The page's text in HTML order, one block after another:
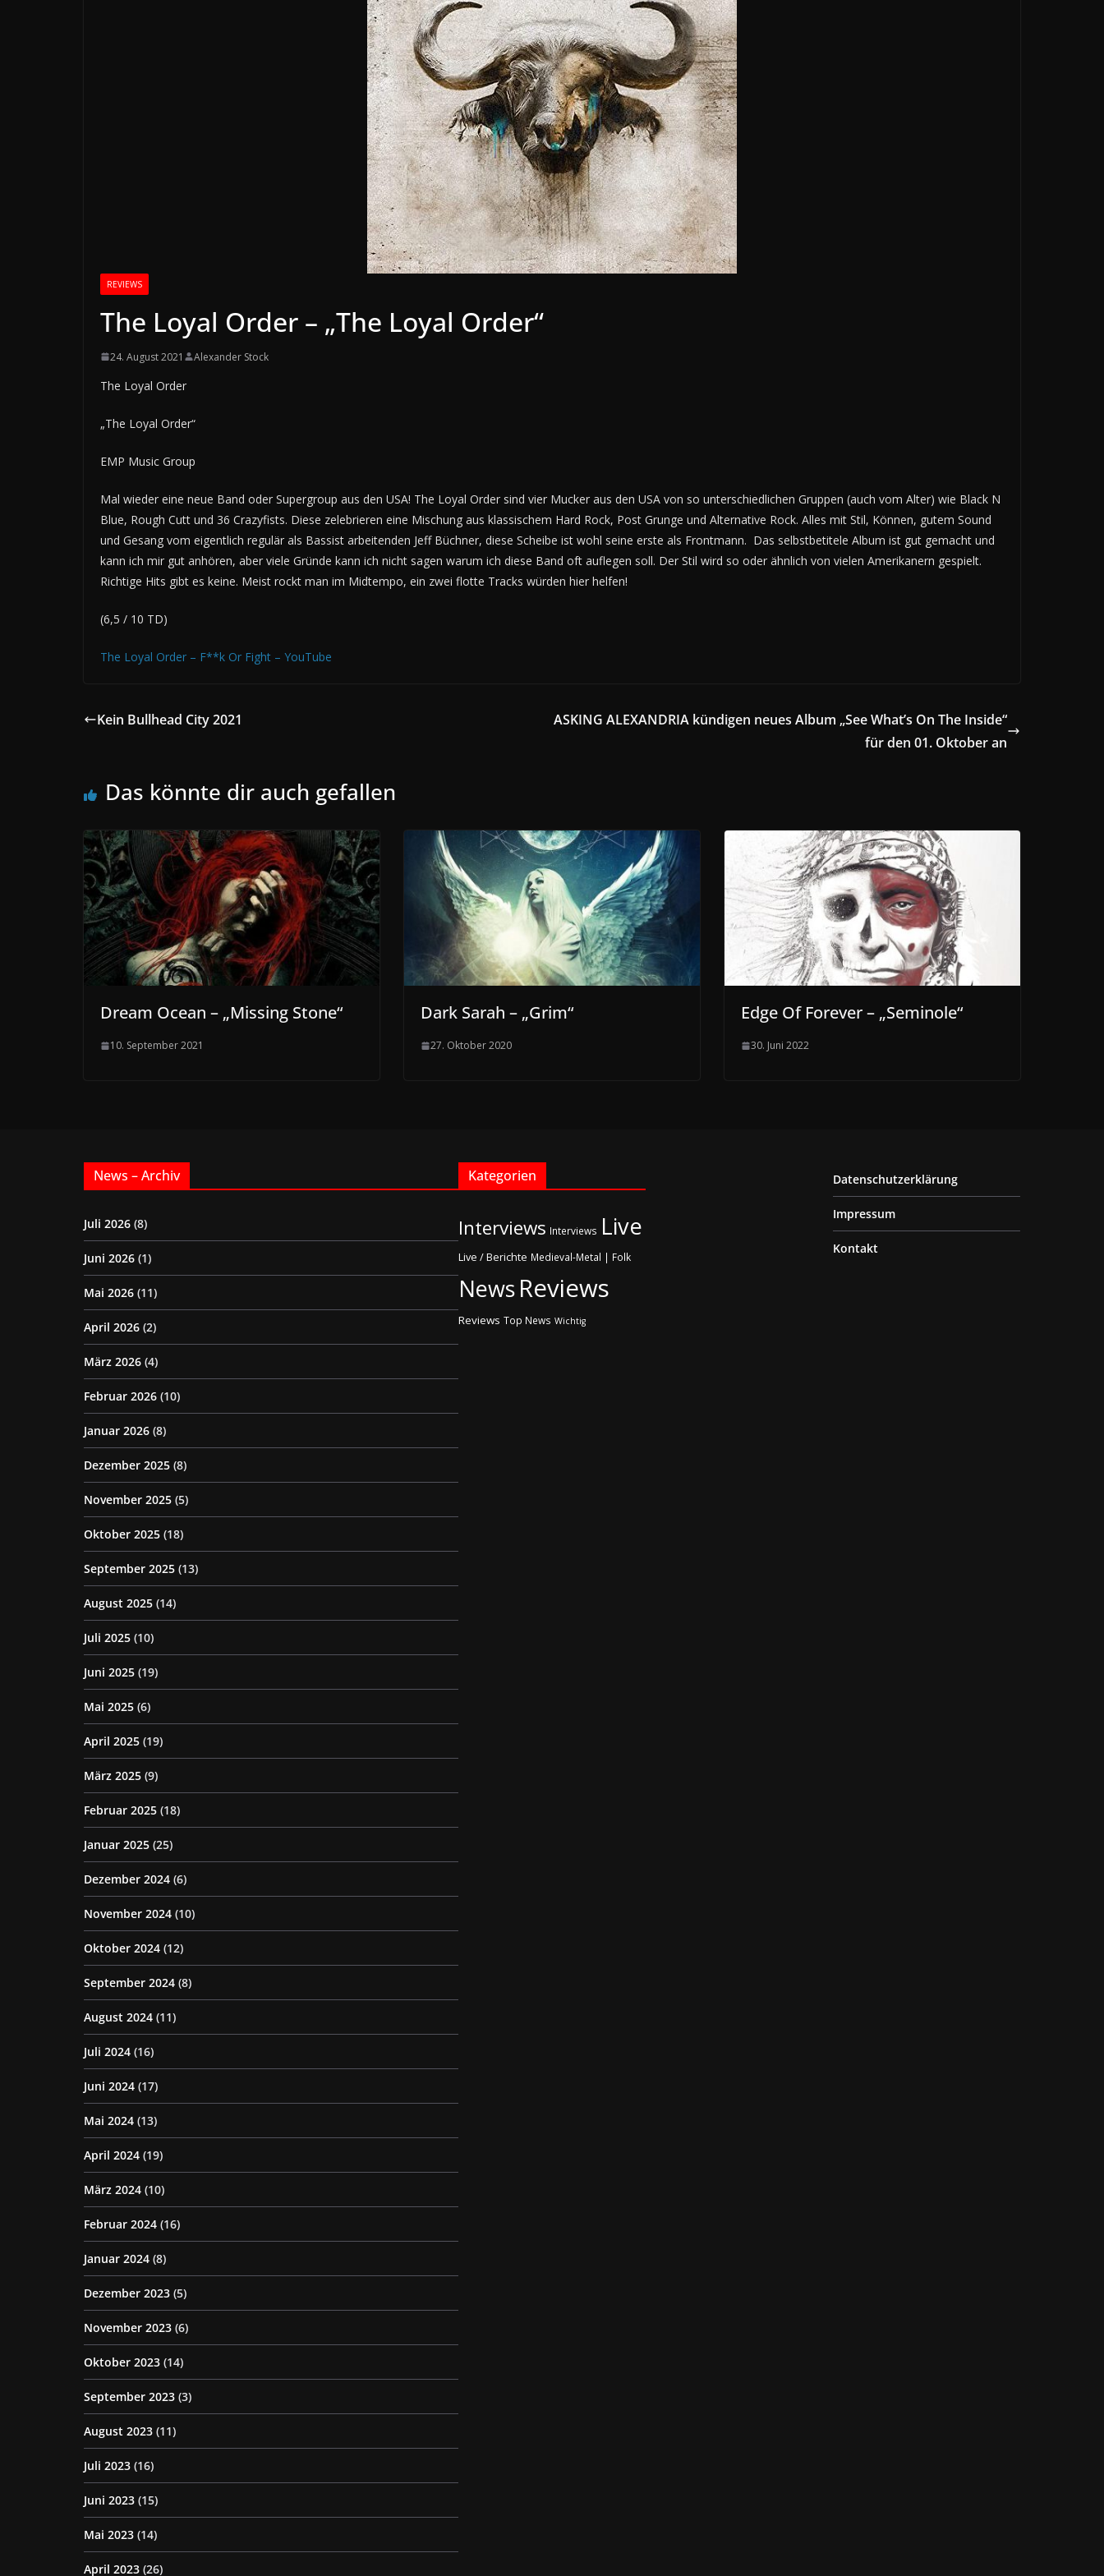
REVIEWS
The Loyal Order – „The Loyal Order“
24. August 2021 Alexander Stock
The Loyal Order
„The Loyal Order“
EMP Music Group
Mal wieder eine neue Band oder Supergroup aus den USA! The Loyal Order sind vier Mucker aus den USA von so unterschiedlichen Gruppen (auch vom Alter) wie Black N
Blue, Rough Cutt und 36 Crazyfists. Diese zelebrieren eine Mischung aus klassischem Hard Rock, Post Grunge und Alternative Rock. Alles mit Stil, Können, gutem Sound
und Gesang vom eigentlich regulär als Bassist arbeitenden Jeff Büchner, diese Scheibe ist wohl seine erste als Frontmann. Das selbstbetitele Album ist gut gemacht und
kann ich mir gut anhören, aber viele Gründe kann ich nicht sagen warum ich diese Band oft auflegen soll. Der Stil wird so oder ähnlich von vielen Amerikanern gespielt.
Richtige Hits gibt es keine. Meist rockt man im Midtempo, ein zwei flotte Tracks würden hier helfen!
(6,5 / 10 TD)
The Loyal Order – F**k Or Fight – YouTube
Kein Bullhead City 2021
ASKING ALEXANDRIA kündigen neues Album „See What’s On The Inside“
für den 01. Oktober an
Das könnte dir auch gefallen
Dream Ocean – „Missing Stone“
10. September 2021
Dark Sarah – „Grim“
27. Oktober 2020
Edge Of Forever – „Seminole“
30. Juni 2022
News – Archiv
Juli 2026 (8)
Juni 2026 (1)
Mai 2026 (11)
April 2026 (2)
März 2026 (4)
Februar 2026 (10)
Januar 2026 (8)
Dezember 2025 (8)
November 2025 (5)
Oktober 2025 (18)
September 2025 (13)
August 2025 (14)
Juli 2025 (10)
Juni 2025 (19)
Mai 2025 (6)
April 2025 (19)
März 2025 (9)
Februar 2025 (18)
Januar 2025 (25)
Dezember 2024 (6)
November 2024 (10)
Oktober 2024 (12)
September 2024 (8)
August 2024 (11)
Juli 2024 (16)
Juni 2024 (17)
Mai 2024 (13)
April 2024 (19)
März 2024 (10)
Februar 2024 (16)
Januar 2024 (8)
Dezember 2023 (5)
November 2023 (6)
Oktober 2023 (14)
September 2023 (3)
August 2023 (11)
Juli 2023 (16)
Juni 2023 (15)
Mai 2023 (14)
April 2023 (26)
Kategorien
Interviews Interviews Live
Live / Berichte Medieval-Metal | Folk
NewsReviews
Reviews Top News Wichtig
Datenschutzerklärung
Impressum
Kontakt